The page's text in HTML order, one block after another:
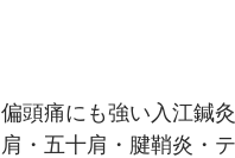
偏頭痛にも強い入江鍼
肩・五十肩・腱鞘炎・